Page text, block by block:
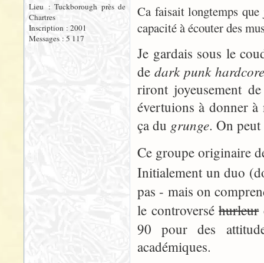
Lieu : Tuckborough près de
Chartres
Inscription : 2001
Messages : 5 117
Ca faisait longtemps
capacité à écouter des
Je gardais sous le
de dark punk
riront joyeusement
évertuions à donner à
ça du grunge. On
Ce groupe originaire
Initialement un duo
pas - mais on
le controverséhurleur
90 pour des
académiques.